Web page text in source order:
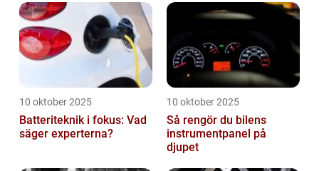
10 oktober 2025
Batteriteknik i fokus: Vad
säger experterna?
10 oktober 2025
Så rengör du bilens
instrumentpanel på
djupet